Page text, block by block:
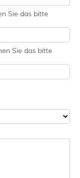
Sie das bitte
Sie das bitte